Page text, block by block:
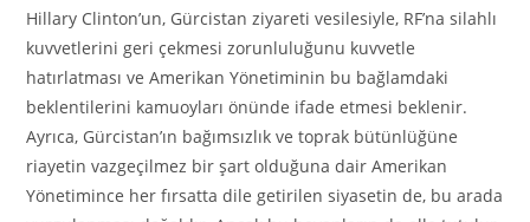
Hillary Clinton’un, Gürcistan ziyareti vesilesiyle, RF’na silahlı
kuvvetlerini geri çekmesi zorunluluğunu kuvvetle
hatırlatması ve Amerikan Yönetiminin bu bağlamdaki
beklentilerini kamuoyları önünde ifade etmesi beklenir.
Ayrıca, Gürcistan’ın bağımsızlık ve toprak bütünlüğüne
riayetin vazgeçilmez bir şart olduğuna dair Amerikan
Yönetimince her fırsatta dile getirilen siyasetin de, bu arada